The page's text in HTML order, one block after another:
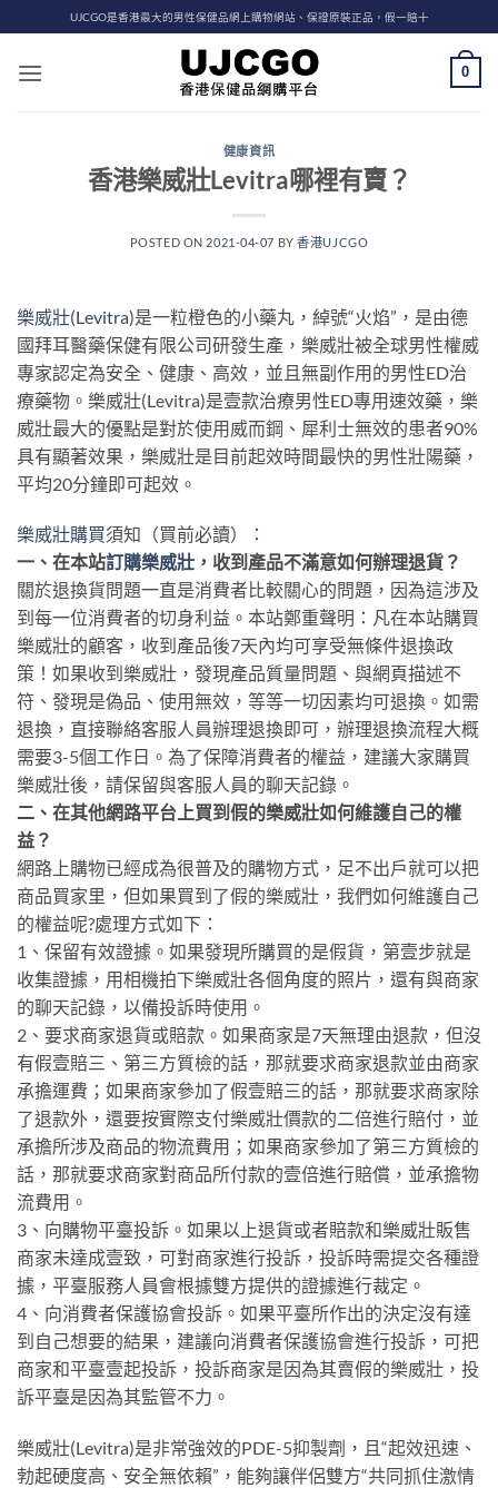
to
content
UJCGO是香港最大的男性保健品網上購物網站、保證原裝正品，假一賠十
0
健康資訊
香港樂威壯Levitra哪裡有賣？
POSTED ON 2021-04-07 BY香港UJCGO
樂威壯(Levitra)是一粒橙色的小藥丸，綽號“火焰”，是由德
國拜耳醫藥保健有限公司研發生產，樂威壯被全球男性權威
專家認定為安全、健康、高效，並且無副作用的男性ED治
療藥物。樂威壯(Levitra)是壹款治療男性ED專用速效藥，樂
威壯最大的優點是對於使用威而鋼、犀利士無效的患者90%
具有顯著效果，樂威壯是目前起效時間最快的男性壯陽藥，
平均20分鐘即可起效。
樂威壯購買須知（買前必讀）：
一、在本站訂購樂威壯 ，收到產品不滿意如何辦理退貨？
關於退換貨問題一直是消費者比較關心的問題，因為這涉及
到每一位消費者的切身利益。本站鄭重聲明：凡在本站購買
樂威壯的顧客，收到產品後7天內均可享受無條件退換政
策！如果收到樂威壯，發現產品質量問題、與網頁描述不
符、發現是偽品、使用無效，等等一切因素均可退換。如需
退換，直接聯絡客服人員辦理退換即可，辦理退換流程大概
需要3-5個工作日。為了保障消費者的權益，建議大家購買
樂威壯後，請保留與客服人員的聊天記錄。
二、在其他網路平台上買到假的樂威壯如何維護自己的權
益？
網路上購物已經成為很普及的購物方式，足不出戶就可以把
商品買家里，但如果買到了假的樂威壯，我們如何維護自己
的權益呢?處理方式如下：
1、保留有效證據。如果發現所購買的是假貨，第壹步就是
收集證據，用相機拍下樂威壯各個角度的照片，還有與商家
的聊天記錄，以備投訴時使用。
2、要求商家退貨或賠款。如果商家是7天無理由退款，但沒
有假壹賠三、第三方質檢的話，那就要求商家退款並由商家
承擔運費；如果商家參加了假壹賠三的話，那就要求商家除
了退款外，還要按實際支付樂威壯價款的二倍進行賠付，並
承擔所涉及商品的物流費用；如果商家參加了第三方質檢的
話，那就要求商家對商品所付款的壹倍進行賠償，並承擔物
流費用。
3、向購物平臺投訴。如果以上退貨或者賠款和樂威壯販售
商家未達成壹致，可對商家進行投訴，投訴時需提交各種證
據，平臺服務人員會根據雙方提供的證據進行裁定。
4、向消費者保護協會投訴。如果平臺所作出的決定沒有達
到自己想要的結果，建議向消費者保護協會進行投訴，可把
商家和平臺壹起投訴，投訴商家是因為其賣假的樂威壯，投
訴平臺是因為其監管不力。
樂威壯(Levitra)是非常強效的PDE-5抑製劑，且“起效迅速、
勃起硬度高、安全無依賴”，能夠讓伴侶雙方“共同抓住激情